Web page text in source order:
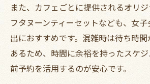
また、カフェごとに提供されるオリ
フタヌーンティーセットなども、女
出におすすめです。混雑時は待ち時
あるため、時間に余裕を持ったスケ
前予約を活用するのが安心です。